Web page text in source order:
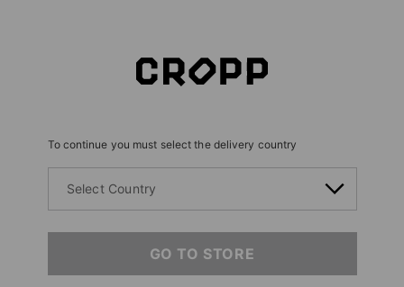
To continue you must select the delivery country
Select Country
GO TO STORE